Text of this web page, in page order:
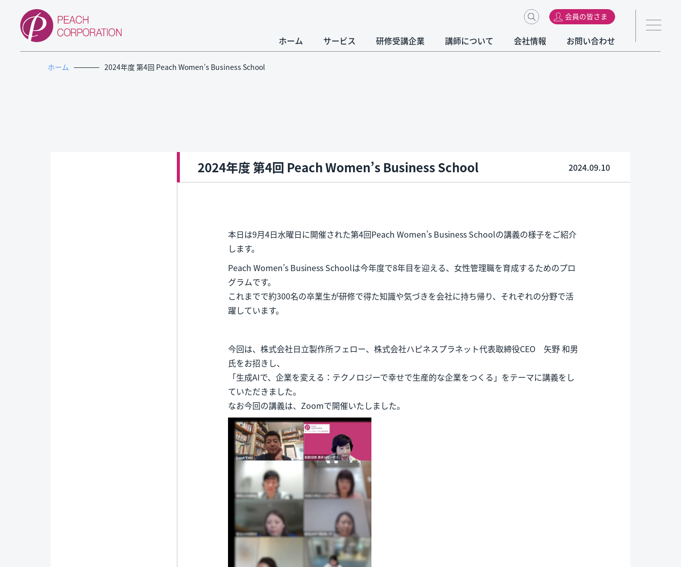
会員の皆さま
ホーム サービス 研修受講企業 講師について 会社情報 お問い合わせ
ホーム 2024年度 第4回 Peach Women’s Business School
2024年度 第4回 Peach Women’s Business School 2024.09.10
本日は9月4日水曜日に開催された第4回Peach Women’s Business Schoolの講義の様子をご紹介
します。
Peach Women’s Business Schoolは今年度で8年目を迎える、女性管理職を育成するためのプロ
グラムです。
これまでで約300名の卒業生が研修で得た知識や気づきを会社に持ち帰り、それぞれの分野で活
躍しています。
今回は、株式会社日立製作所フェロー、株式会社ハピネスプラネット代表取締役CEO 矢野 和男
氏をお招きし、
「生成AIで、企業を変える：テクノロジーで幸せで生産的な企業をつくる」をテーマに講義をし
ていただきました。
なお今回の講義は、Zoomで開催いたしました。